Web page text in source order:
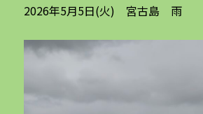
2026年5月5日(火) 宮古島 雨